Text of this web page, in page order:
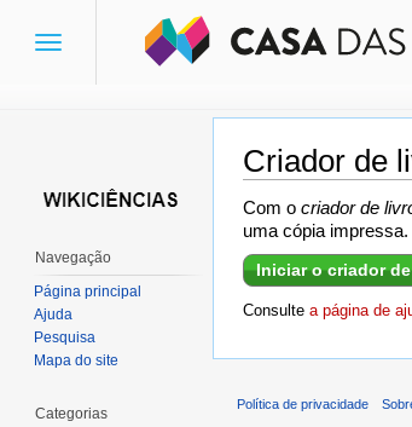
Criador de
Ir para:navegação,
Com o criador de
uma cópia impressa.
Iniciar o criador
Consulte a página de
Toggle
Navegação
Página principal
Ajuda
Pesquisa
Mapa do site
Categorias
Política de privacidade